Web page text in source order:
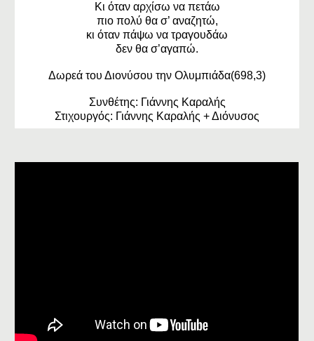
Κι όταν αρχίσω να πετάω
πιο πολύ θα σ’ αναζητώ,
κι όταν πάψω να τραγουδάω
δεν θα σ’αγαπώ.
Δωρεά του Διονύσου την Ολυμπιάδα(698,3)
Συνθέτης: Γιάννης Καραλής
Στιχουργός: Γιάννης Καραλής + Διόνυσος